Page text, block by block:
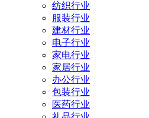
纺织行业
服装行业
建材行业
电子行业
家电行业
家居行业
办公行业
包装行业
医药行业